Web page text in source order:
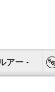
アー